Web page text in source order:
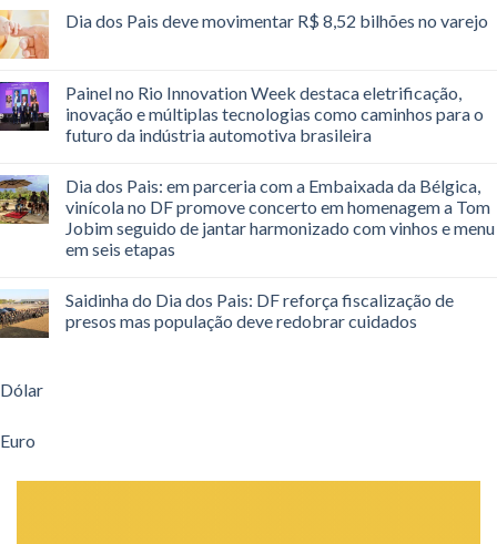
Dia dos Pais deve movimentar R$ 8,52 bilhões no varejo
Painel no Rio Innovation Week destaca eletrificação,
inovação e múltiplas tecnologias como caminhos para o
futuro da indústria automotiva brasileira
Dia dos Pais: em parceria com a Embaixada da Bélgica,
vinícola no DF promove concerto em homenagem a Tom
Jobim seguido de jantar harmonizado com vinhos e menu
em seis etapas
Saidinha do Dia dos Pais: DF reforça fiscalização de
presos mas população deve redobrar cuidados
Dólar
Euro